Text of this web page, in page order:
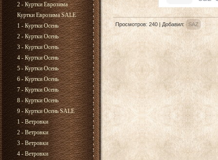
2 - Куртки Еврозима
Куртки Еврозима SALE
1 - Куртки Осень
2 - Куртки Осень
3 - Куртки Осень
4 - Куртки Осень
5 - Куртки Осень
6 - Куртки Осень
7 - Куртки Осень
8 - Куртки Осень
9 - Куртки Осень SALE
1 - Ветровки
2 - Ветровки
3 - Ветровки
4 - Ветровки
Просмотров: 240 | Добавил: SAZ